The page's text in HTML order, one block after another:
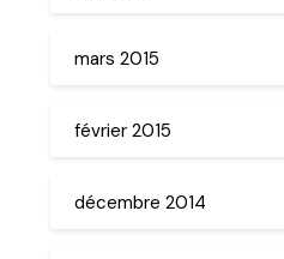
mars 2015
février 2015
décembre 2014